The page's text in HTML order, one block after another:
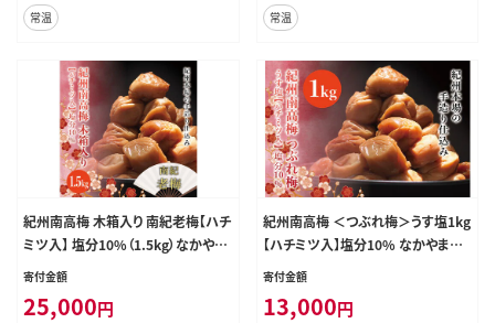
常温
常温
紀州南高梅 木箱入り 南紀老梅【ハチ
ミツ入】 塩分10%（1.5kg）なかやま
さんちの梅干 うめ ウメ【nky012-15
寄付金額
25,000円
紀州南高梅 ＜つぶれ梅＞うす塩1kg
【ハチミツ入】塩分10% なかやまさ
んちの梅干 うめ ウメ【nky013-110
寄付金額
13,000円